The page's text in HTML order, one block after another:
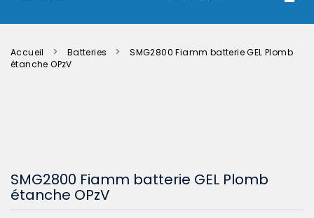
Accueil Batteries
SMG2800 Fiamm batterie GEL Plomb
étanche OPzV
SMG2800 Fiamm batterie GEL Plomb
étanche OPzV